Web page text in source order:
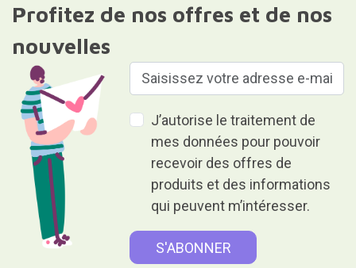
Profitez de nos offres et de nos
nouvelles
J’autorise le traitement de
mes données pour pouvoir
recevoir des offres de
produits et des informations
qui peuvent m’intéresser.